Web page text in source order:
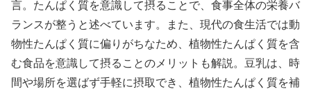
言。たんぱく質を意識して摂ることで、食事全体の栄養バ
ランスが整うと述べています。また、現代の食生活では動
物性たんぱく質に偏りがちなため、植物性たんぱく質を含
む食品を意識して摂ることのメリットも解説。豆乳は、時
間や場所を選ばず手軽に摂取でき、植物性たんぱく質を補